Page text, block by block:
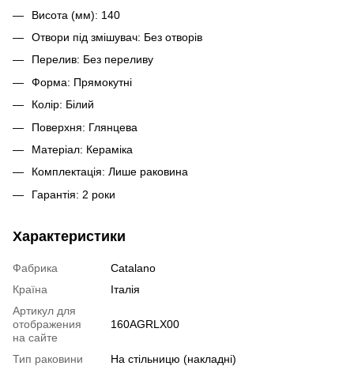
Висота (мм): 140
Отвори під змішувач: Без отворів
Перелив: Без переливу
Форма: Прямокутні
Колір: Білий
Поверхня: Глянцева
Матеріал: Кераміка
Комплектація: Лише раковина
Гарантія: 2 роки
Характеристики
Фабрика
Catalano
Країна
Італія
Артикул для
отображения
на сайте
160AGRLX00
Тип раковини
На стільницю (накладні)